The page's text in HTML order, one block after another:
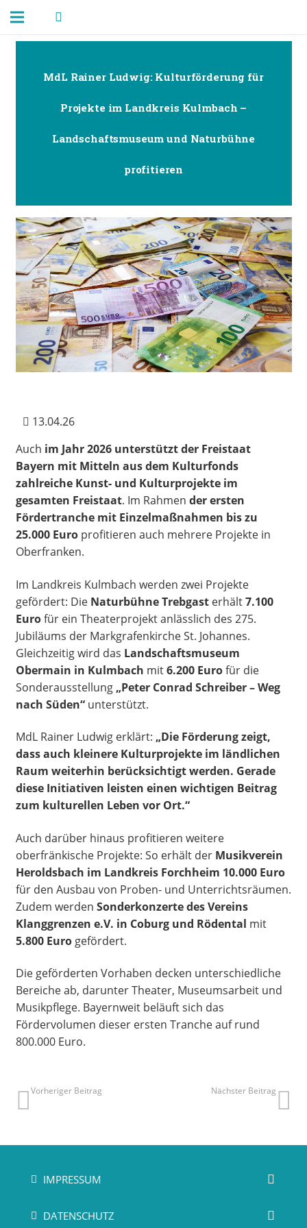
MdL Rainer Ludwig: Kulturförderung für
Projekte im Landkreis Kulmbach –
Landschaftsmuseum und Naturbühne
profitieren
13.04.26
Auch im Jahr 2026 unterstützt der Freistaat
Bayern mit Mitteln aus dem Kulturfonds
zahlreiche Kunst- und Kulturprojekte im
gesamten Freistaat. Im Rahmen der ersten
Fördertranche mit Einzelmaßnahmen bis zu
25.000 Europrofitieren auch mehrere Projekte in
Oberfranken.
Im Landkreis Kulmbach werden zwei Projekte
gefördert: Die Naturbühne Trebgasterhält7.100
Eurofür ein Theaterprojekt anlässlich des 275.
Jubiläums der Markgrafenkirche St. Johannes.
Gleichzeitig wird das Landschaftsmuseum
Obermain in Kulmbach mit6.200 Eurofür die
Sonderausstellung „Peter Conrad Schreiber – Weg
nach Süden“unterstützt.
MdL Rainer Ludwig erklärt: „Die Förderung zeigt,
dass auch kleinere Kulturprojekte im ländlichen
Raum weiterhin berücksichtigt werden. Gerade
diese Initiativen leisten einen wichtigen Beitrag
zum kulturellen Leben vor Ort.“
Auch darüber hinaus profitieren weitere
oberfränkische Projekte: So erhält der Musikverein
Heroldsbach im Landkreis Forchheim 10.000 Euro
für den Ausbau von Proben- und Unterrichtsräumen.
Zudem werden Sonderkonzerte des Vereins
Klanggrenzen e.V. in Coburg und Rödental mit
5.800 Eurogefördert.
Die geförderten Vorhaben decken unterschiedliche
Bereiche ab, darunter Theater, Museumsarbeit und
Musikpflege. Bayernweit beläuft sich das
Fördervolumen dieser ersten Tranche auf rund
800.000 Euro.
Vorheriger Beitrag Nächster Beitrag
IMPRESSUM
DATENSCHUTZ